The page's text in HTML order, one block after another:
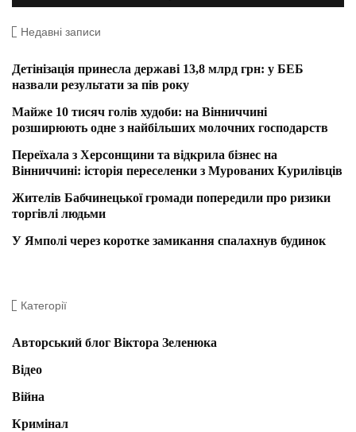
Недавні записи
Детінізація принесла державі 13,8 млрд грн: у БЕБ
назвали результати за пів року
Майже 10 тисяч голів худоби: на Вінниччині
розширюють одне з найбільших молочних господарств
Переїхала з Херсонщини та відкрила бізнес на
Вінниччині: історія переселенки з Мурованих Курилівців
Жителів Бабчинецької громади попередили про ризики
торгівлі людьми
У Ямполі через коротке замикання спалахнув будинок
Категорії
Авторський блог Віктора Зеленюка
Відео
Війна
Кримінал